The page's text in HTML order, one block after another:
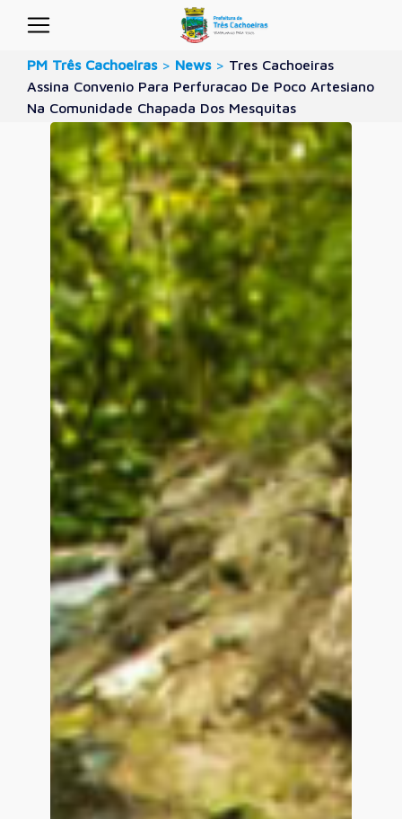
PM Três Cachoeiras > News > Tres Cachoeiras
Assina Convenio Para Perfuracao De Poco Artesiano
Na Comunidade Chapada Dos Mesquitas